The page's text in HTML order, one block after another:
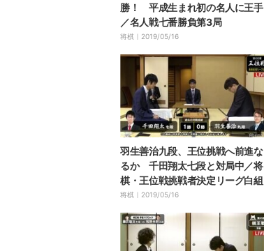
勝！ 平成生まれ初の名人に王手
／名人戦七番勝負第3局
将棋｜ 2019/05/16
羽生善治九段、王位挑戦へ前進な
るか 千田翔太七段と対局中／将
棋・王位戦挑戦者決定リーグ白組
将棋｜ 2019/05/16